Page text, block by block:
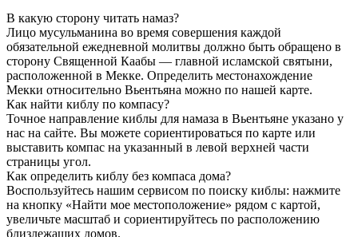
В какую сторону читать намаз?
Лицо мусульманина во время совершения каждой
обязательной ежедневной молитвы должно быть обращено в
сторону Священной Каабы — главной исламской святыни,
расположенной в Мекке. Определить местонахождение
Мекки относительно Вьентьяна можно по нашей карте.
Как найти киблу по компасу?
Точное направление киблы для намаза в Вьентьяне указано у
нас на сайте. Вы можете сориентироваться по карте или
выставить компас на указанный в левой верхней части
страницы угол.
Как определить киблу без компаса дома?
Воспользуйтесь нашим сервисом по поиску киблы: нажмите
на кнопку «Найти мое местоположение» рядом с картой,
увеличьте масштаб и сориентируйтесь по расположению
близлежащих домов.